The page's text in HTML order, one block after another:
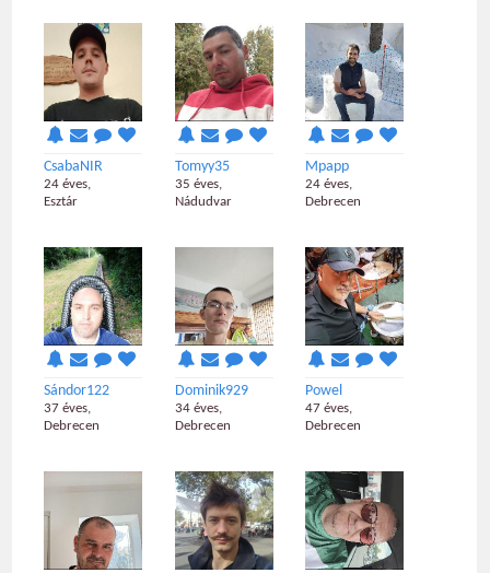
CsabaNIR
24 éves,
Esztár
Tomyy35
35 éves,
Nádudvar
Mpapp
24 éves,
Debrecen
Sándor122
37 éves,
Debrecen
Dominik929
34 éves,
Debrecen
Powel
47 éves,
Debrecen